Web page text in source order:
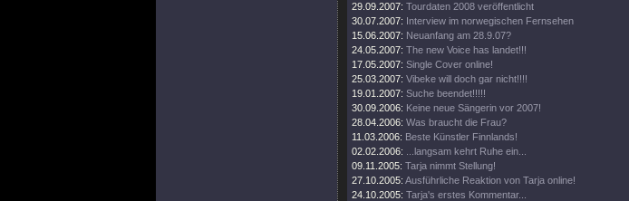
29.09.2007: Tourdaten 2008 veröffentlicht
30.07.2007: Interview im norwegischen Fernsehen
15.06.2007: Neuanfang am 28.9.07?
24.05.2007: The new Voice has landet!!!
17.05.2007: Single Cover online!
25.03.2007: Vibeke will doch gar nicht!!!!
19.01.2007: Suche beendet!!!!!
30.09.2006: Keine neue Sängerin vor 2007!
28.04.2006: Was braucht die Frau?
11.03.2006: Beste Künstler Finnlands!
02.02.2006:
...langsam kehrt Ruhe ein...
09.11.2005: Tarja nimmt Stellung!
27.10.2005: Ausführliche Reaktion von Tarja online!
24.10.2005: Tarja's erstes Kommentar...